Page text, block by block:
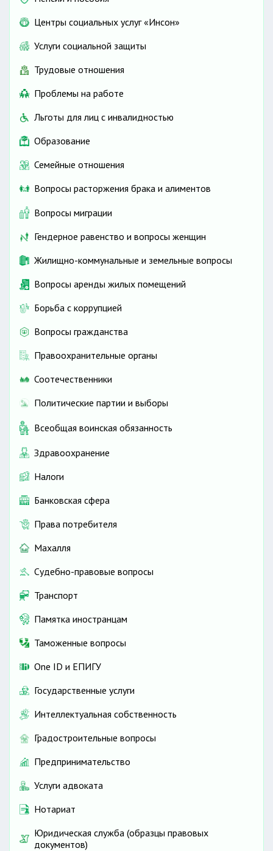
Центры социальных услуг «Инсон»
Услуги социальной защиты
Трудовые отношения
Проблемы на работе
Льготы для лиц с инвалидностью
Образование
Семейные отношения
Вопросы расторжения брака и алиментов
Вопросы миграции
Гендерное равенство и вопросы женщин
Жилищно-коммунальные и земельные вопросы
Вопросы аренды жилых помещений
Борьба с коррупцией
Вопросы гражданства
Правоохранительные органы
Соотечественники
Политические партии и выборы
Всеобщая воинская обязанность
Здравоохранение
Налоги
Банковская сфера
Права потребителя
Махалля
Судебно-правовые вопросы
Транспорт
Памятка иностранцам
Таможенные вопросы
One ID и ЕПИГУ
Государственные услуги
Интеллектуальная собственность
Градостроительные вопросы
Предпринимательство
Услуги адвоката
Нотариат
Юридическая служба (образцы правовых
документов)